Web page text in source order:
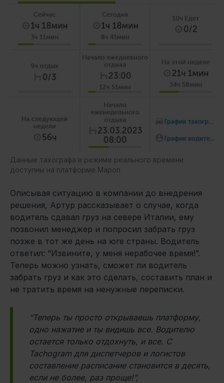
Данные тахографа в режиме реального времени
доступны на платформе Mapon
Описывая ситуацию в компании до внедрения
решения, Артур рассказывает о случае, когда
водитель сдавал груз на севере Италии, ему
позвонил менеджер и попросил забрать груз
позже в тот же день на юге страны. Водитель
ответил: “Извините, у меня нерабочее время!”.
Теперь можно узнать, сможет ли водитель
забрать груз и как это сделать, составить план и
не тратить время на ненужные переписки.
“Теперь ты просто открываешь платформу,
одно нажатие и ты видишь все. Водителю
остается только отдохнуть, и все. С
Tachogram для диспетчеров и логистов
составление расписание становится в десять,
если не более, раз проще!”,